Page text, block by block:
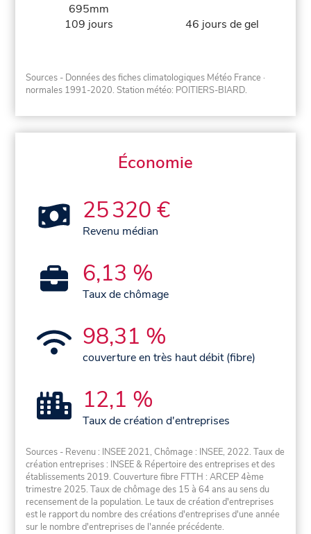
695mm
109 jours
46 jours de gel
Sources - Données des fiches climatologiques Météo France ·
normales 1991-2020. Station météo: POITIERS-BIARD.
Économie
25 320 €
Revenu médian
6,13 %
Taux de chômage
98,31 %
couverture en très haut débit (fibre)
12,1 %
Taux de création d'entreprises
Sources - Revenu : INSEE 2021, Chômage : INSEE, 2022. Taux de
création entreprises : INSEE & Répertoire des entreprises et des
établissements 2019. Couverture fibre FTTH : ARCEP 4ème
trimestre 2025. Taux de chômage des 15 à 64 ans au sens du
recensement de la population. Le taux de création d'entreprises
est le rapport du nombre des créations d'entreprises d'une année
sur le nombre d'entreprises de l'année précédente.